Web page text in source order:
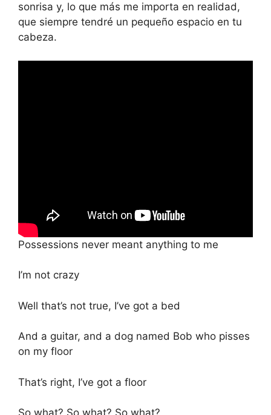
sonrisa y, lo que más me importa en realidad,
que siempre tendré un pequeño espacio en tu
cabeza.
Possessions never meant anything to me
I’m not crazy
Well that’s not true, I’ve got a bed
And a guitar, and a dog named Bob who pisses
on my floor
That’s right, I’ve got a floor